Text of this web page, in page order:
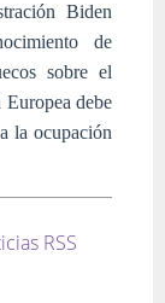
Biden
de
sobre el
debe
la ocupación
RSS